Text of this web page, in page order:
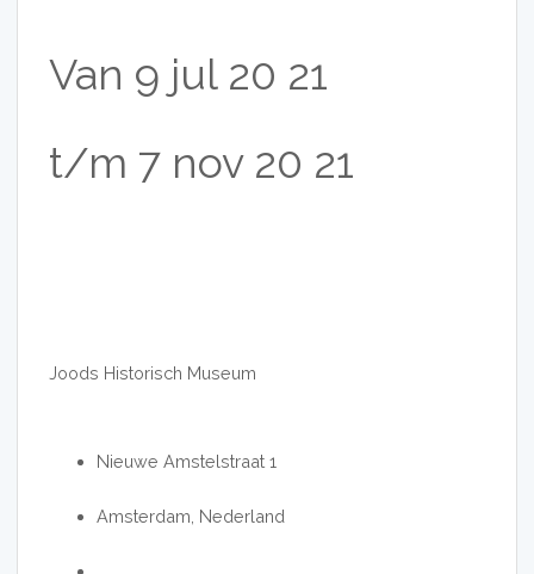
Van 9 jul 20 21
t/m 7 nov 20 21
Joods Historisch Museum
Nieuwe Amstelstraat 1
Amsterdam, Nederland